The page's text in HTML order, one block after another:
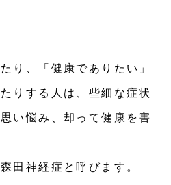
り、「健康でありたい」
りする人は、些細な症状
い悩み、却って健康を害
田神経症と呼びます。